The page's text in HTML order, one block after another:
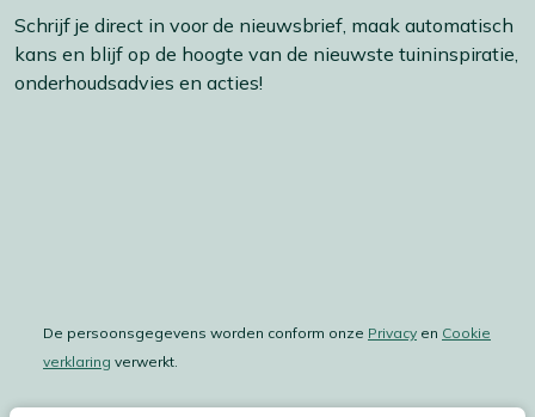
Schrijf je direct in voor de nieuwsbrief, maak automatisch
kans en blijf op de hoogte van de nieuwste tuininspiratie,
onderhoudsadvies en acties!
De persoonsgegevens worden conform onze Privacy en Cookie
verklaring verwerkt.